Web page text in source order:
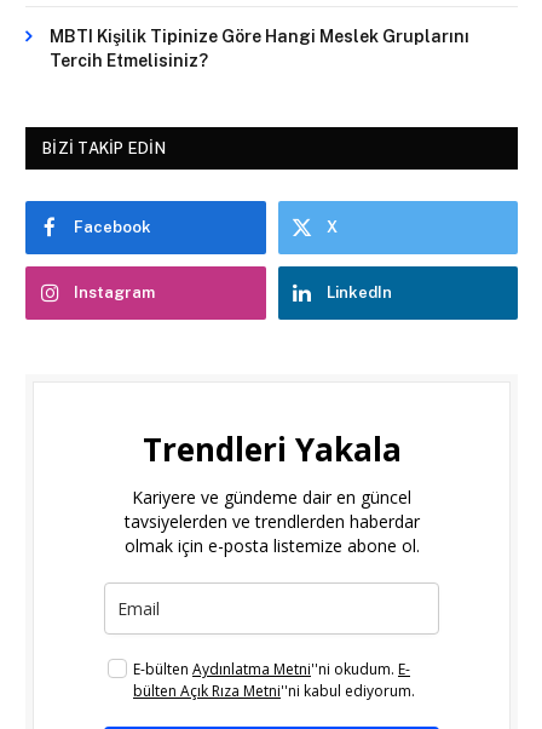
MBTI Kişilik Tipinize Göre Hangi Meslek Gruplarını
Tercih Etmelisiniz?
BIZI TAKIP EDIN
Facebook X
Instagram LinkedIn
Trendleri Yakala
Kariyere ve gündeme dair en güncel
tavsiyelerden ve trendlerden haberdar
olmak için e-posta listemize abone ol.
E-bülten Aydınlatma Metni''ni okudum. E-
bülten Açık Rıza Metni''ni kabul ediyorum.